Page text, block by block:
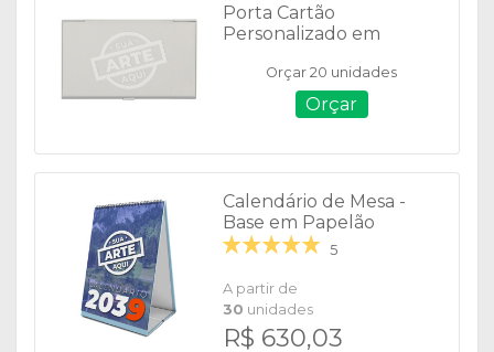
Porta Cartão
Personalizado em
Orçar 20 unidades
Orçar
Calendário de Mesa -
Base em Papelão
Revestido
5
A partir de
30 unidades
R$ 630,03